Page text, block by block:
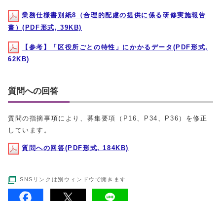
業務仕様書別紙8（合理的配慮の提供に係る研修実施報告
書）(PDF形式, 39KB)
【参考】「区役所ごとの特性」にかかるデータ(PDF形式,
62KB)
質問への回答
質問の指摘事項により、募集要項（P16、P34、P36）を修正
しています。
質問への回答(PDF形式, 184KB)
SNSリンクは別ウィンドウで開きます